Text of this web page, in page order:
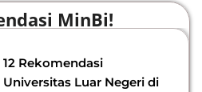
MinBi!
12 Rekomendasi
Universitas Luar Negeri di